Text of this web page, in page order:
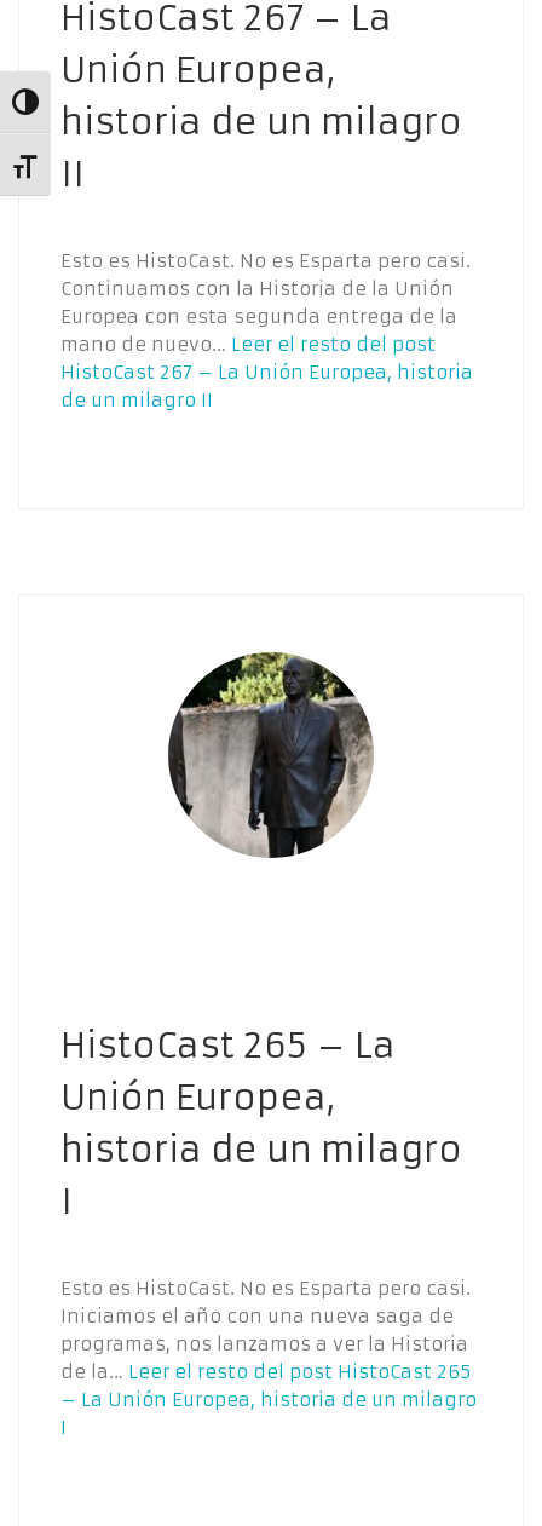
Alternar alto contraste
Alternar tamaño de letra
HistoCast 267 – La
Unión Europea,
historia de un milagro
II
Esto es HistoCast. No es Esparta pero casi.
Continuamos con la Historia de la Unión
Europea con esta segunda entrega de la
mano de nuevo… Leer el resto del post
HistoCast 267 – La Unión Europea, historia
de un milagro II
HistoCast 265 – La
Unión Europea,
historia de un milagro
I
Esto es HistoCast. No es Esparta pero casi.
Iniciamos el año con una nueva saga de
programas, nos lanzamos a ver la Historia
de la… Leer el resto del post HistoCast 265
– La Unión Europea, historia de un milagro
I